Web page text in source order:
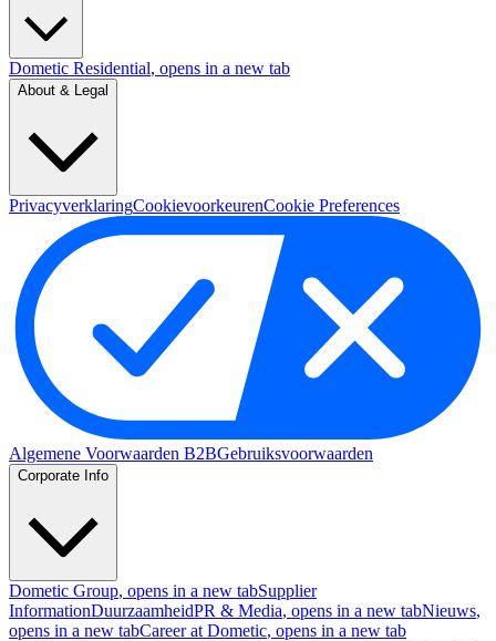
Dometic Residential, opens in a new tab
About & Legal
PrivacyverklaringCookievoorkeurenCookie Preferences
Algemene Voorwaarden B2BGebruiksvoorwaarden
Corporate Info
Dometic Group, opens in a new tabSupplier
InformationDuurzaamheidPR & Media, opens in a new tabNieuws,
opens in a new tabCareer at Dometic, opens in a new tab